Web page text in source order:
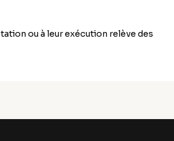
ou à leur exécution relève des